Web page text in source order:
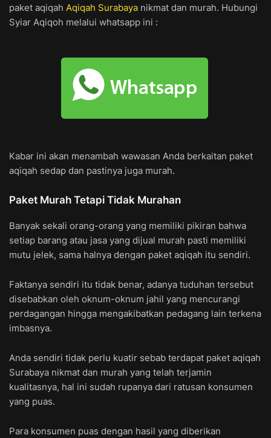
paket aqiqah Aqiqah Surabaya nikmat dan murah. Hubungi
Syiar Aqiqoh melalui whatsapp ini :
Kabar ini akan menambah wawasan Anda berkaitan paket
aqiqah sedap dan pastinya juga murah.
Paket Murah Tetapi Tidak Murahan
Banyak sekali orang-orang yang memiliki pikiran bahwa
setiap barang atau jasa yang dijual murah pasti memiliki
mutu jelek, sama halnya dengan paket aqiqah itu sendiri.
Faktanya sendiri itu tidak benar, adanya tuduhan tersebut
disebabkan oleh oknum-oknum jahil yang mencurangi
perdagangan hingga mengakibatkan pedagang lain terkena
imbasnya.
Anda sendiri tidak perlu kuatir sebab terdapat paket aqiqah
Surabaya nikmat dan murah yang telah terjamin
kualitasnya, hal ini sudah rupanya dari ratusan konsumen
yang puas.
Para konsumen puas dengan hasil yang diberikan